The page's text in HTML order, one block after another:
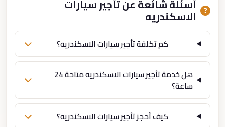
أسئلة شائعة عن تأجير سيارات
الاسكندريه
كم تكلفة تأجير سيارات الاسكندريه؟
هل خدمة تأجير سيارات الاسكندريه متاحة 24
ساعة؟
كيف أحجز تأجير سيارات الاسكندريه؟